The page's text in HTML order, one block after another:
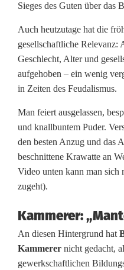
t
f
ü
r
c
h
r
ö
d
e
r
Sieges des Guten über das
Auch heutzutage hat die
gesellschaftliche Relevanz:
Geschlecht, Alter und
aufgehoben – ein wenig
in Zeiten des Feudalismus.
Man feiert ausgelassen,
und knallbuntem Puder.
den besten Anzug und das
beschnittene Krawatte an
Video unten kann man sich
zugeht).
Kammerer:
An diesen Hintergrund hat
Kammerer nicht gedacht,
gewerkschaftlichen